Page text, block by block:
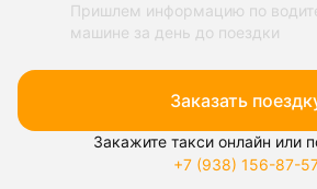
Пришлем информацию по
машине за день до поездки
Заказать
Закажите такси онлайн или
+7 (938) 156-87-